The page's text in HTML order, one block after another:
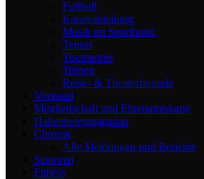
Fußball
Karateabteilung
Musik im Sportbund
Tennis
Tischtennis
Turnen
Reise- & Theaterfreunde
Vorstand
Mitgliedschaft und Ehrenamtskarte
Hallenbelegungsplan
Chronik
Alle Meldungen und Berichte
Senioren
Fitness